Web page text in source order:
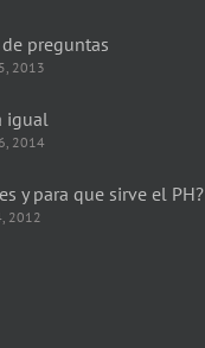
preguntas
2013
igual
2014
y para que sirve el PH?
2012